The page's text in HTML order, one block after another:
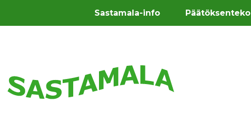
Sastamala-info Päätöksenteko